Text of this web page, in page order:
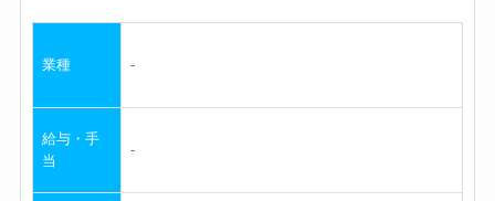
業種 -
給与・手
当
-